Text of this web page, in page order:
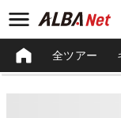
全ツアー